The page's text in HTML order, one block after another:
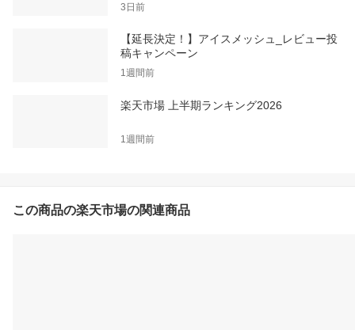
3日前
【延長決定！】アイスメッシュ_レビュー投
稿キャンペーン
1週間前
楽天市場 上半期ランキング2026
1週間前
この商品の楽天市場の関連商品